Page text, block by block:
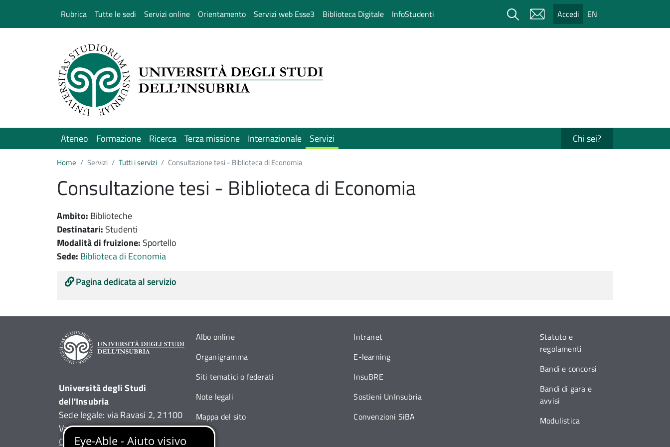
Rubrica Tutte le sedi Servizi online Orientamento Servizi web Esse3 Biblioteca Digitale InfoStudenti Cerca Accedi EN
Ateneo Formazione Ricerca Terza missione Internazionale Servizi Chi sei?
Home Servizi Tutti i servizi Consultazione tesi - Biblioteca di Economia
Consultazione tesi - Biblioteca di Economia
Ambito: Biblioteche
Destinatari: Studenti
Modalità di fruizione: Sportello
Sede: Biblioteca di Economia
Contenuto servizio
Pagina dedicata al servizio
Università degli Studi
dell'Insubria
Sede legale: via Ravasi 2, 21100
Varese
Contact Center
Albo online
Organigramma
Siti tematici o federati
Note legali
Mappa del sito
Intranet
E-learning
InsuBRE
Sostieni UnInsubria
Convenzioni SiBA
Statuto e
regolamenti
Bandi e concorsi
Bandi di gara e
avvisi
Modulistica